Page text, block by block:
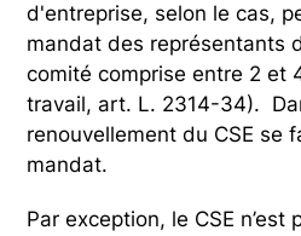
d'entreprise, selon le cas,
mandat des représentants
comité comprise entre 2 et
travail, art. L. 2314-34).
renouvellement du CSE se
mandat.
Par exception, le CSE n’est